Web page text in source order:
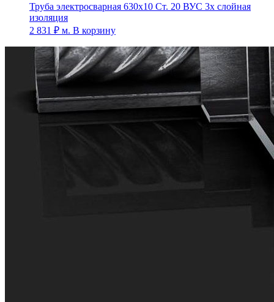
Труба электросварная 630х10 Ст. 20 ВУС 3х слойная
изоляция
2 831 ₽ м. В корзину